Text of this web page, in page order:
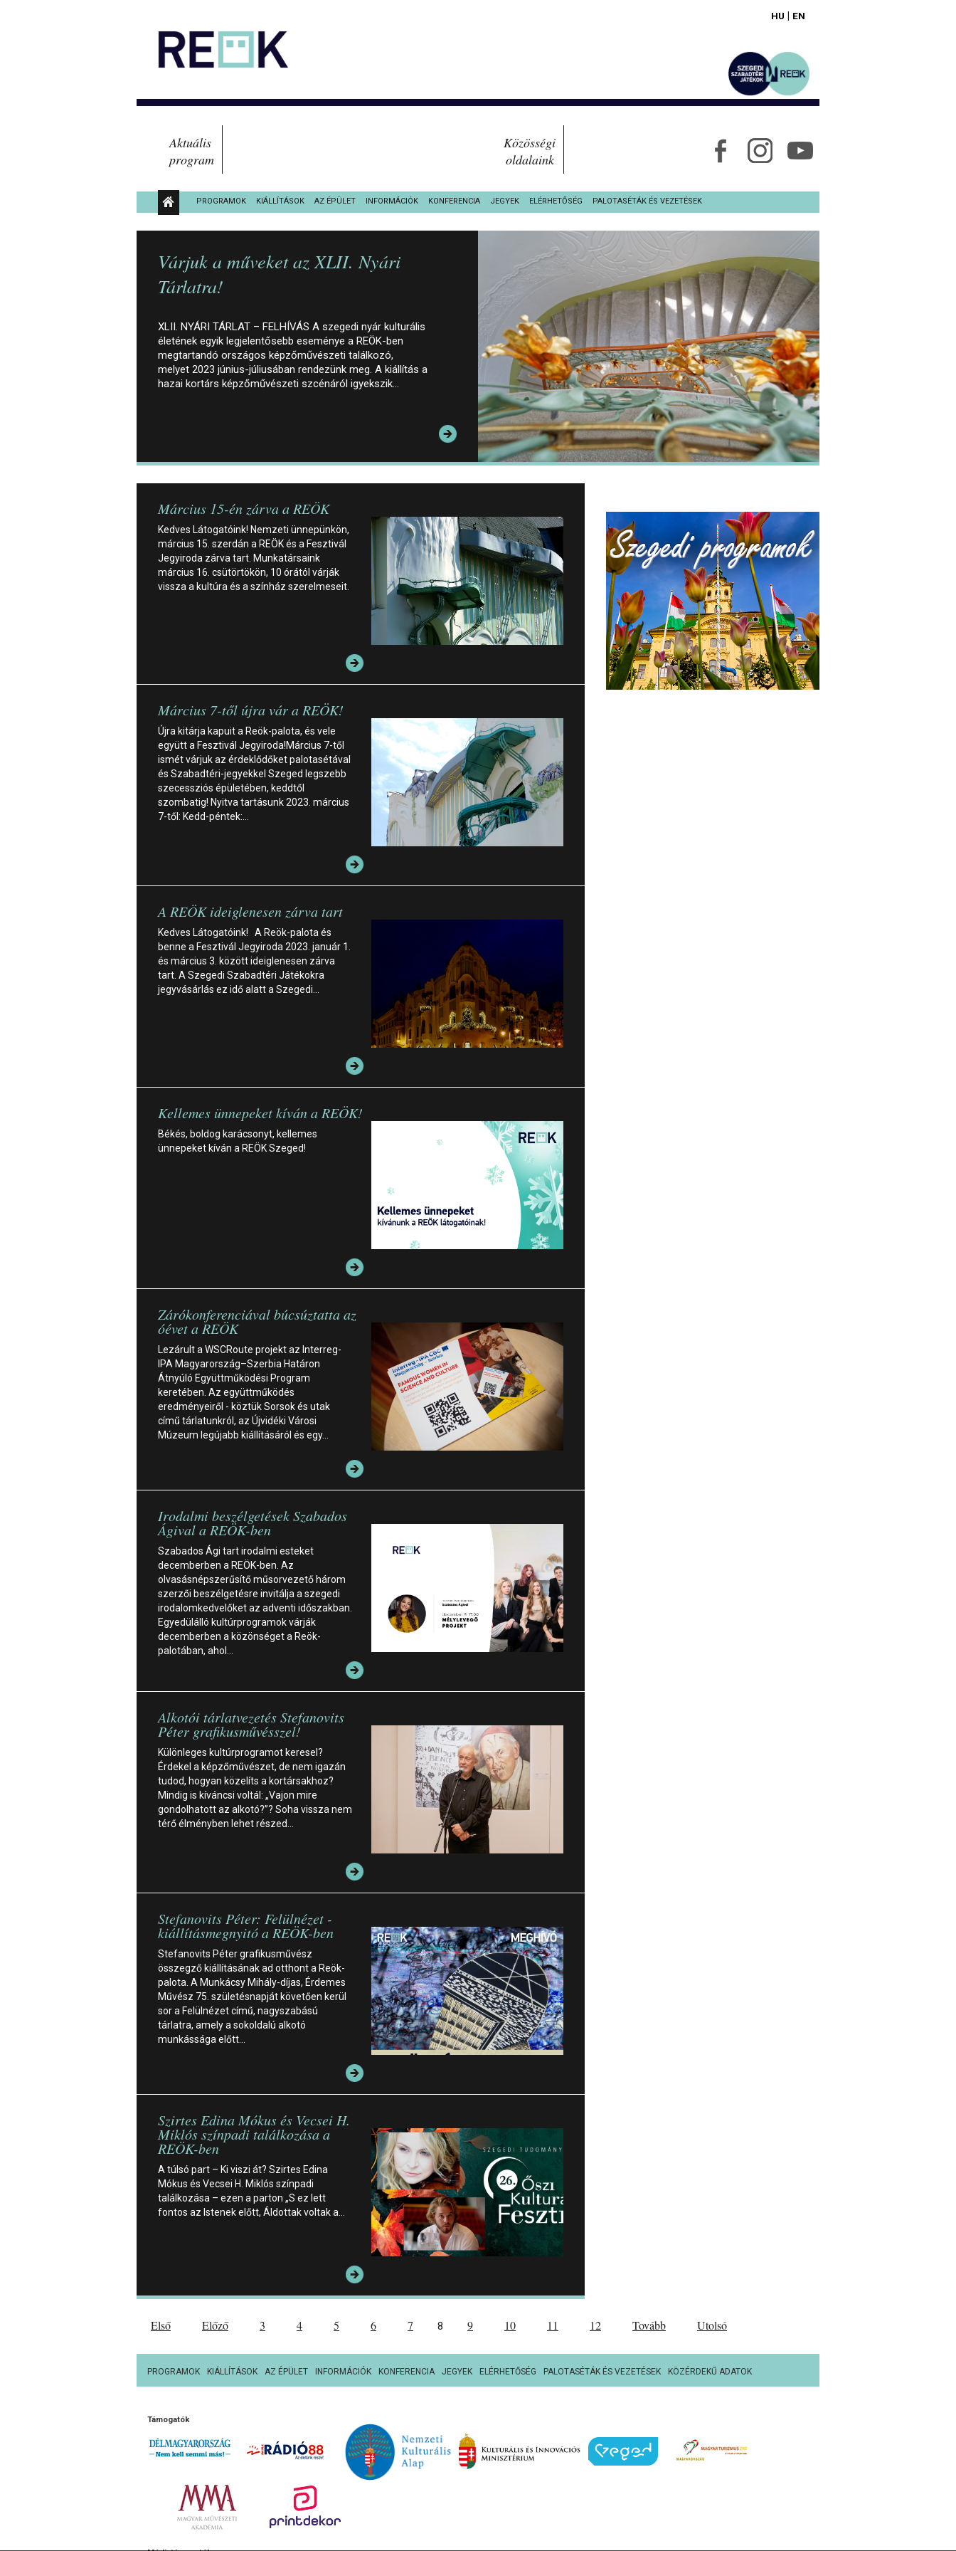
Aktuális
program
Közösségi
oldalaink
HU | EN
PROGRAMOK KIÁLLÍTÁSOK AZ ÉPÜLET INFORMÁCIÓK KONFERENCIA JEGYEK ELÉRHETŐSÉG PALOTASÉTÁK ÉS VEZETÉSEK
KÖZÉRDEKŰ ADATOK
Várjuk a műveket az XLII. Nyári
Tárlatra!
XLII. NYÁRI TÁRLAT – FELHÍVÁS A szegedi nyár kulturális
életének egyik legjelentősebb eseménye a REÖK-ben
megtartandó országos képzőművészeti találkozó,
melyet 2023 június-júliusában rendezünk meg. A kiállítás a
hazai kortárs képzőművészeti szcénáról igyekszik…
Március 15-én zárva a REÖK
Kedves Látogatóink! Nemzeti ünnepünkön,
március 15. szerdán a REÖK és a Fesztivál
Jegyiroda zárva tart. Munkatársaink
március 16. csütörtökön, 10 órától várják
vissza a kultúra és a színház szerelmeseit.
Március 7-től újra vár a REÖK!
Újra kitárja kapuit a Reök-palota, és vele
együtt a Fesztivál Jegyiroda!Március 7-től
ismét várjuk az érdeklődőket palotasétával
és Szabadtéri-jegyekkel Szeged legszebb
szecessziós épületében, keddtől
szombatig! Nyitva tartásunk 2023. március
7-től: Kedd-péntek:…
A REÖK ideiglenesen zárva tart
Kedves Látogatóink! A Reök-palota és
benne a Fesztivál Jegyiroda 2023. január 1.
és március 3. között ideiglenesen zárva
tart. A Szegedi Szabadtéri Játékokra
jegyvásárlás ez idő alatt a Szegedi…
Kellemes ünnepeket kíván a REÖK!
Békés, boldog karácsonyt, kellemes
ünnepeket kíván a REÖK Szeged!
Zárókonferenciával búcsúztatta az
óévet a REÖK
Lezárult a WSCRoute projekt az Interreg-
IPA Magyarország–Szerbia Határon
Átnyúló Együttműködési Program
keretében. Az együttműködés
eredményeiről - köztük Sorsok és utak
című tárlatunkról, az Újvidéki Városi
Múzeum legújabb kiállításáról és egy…
Irodalmi beszélgetések Szabados
Ágival a REÖK-ben
Szabados Ági tart irodalmi esteket
decemberben a REÖK-ben. Az
olvasásnépszerűsítő műsorvezető három
szerzői beszélgetésre invitálja a szegedi
irodalomkedvelőket az adventi időszakban.
Egyedülálló kultúrprogramok várják
decemberben a közönséget a Reök-
palotában, ahol…
Alkotói tárlatvezetés Stefanovits
Péter grafikusművésszel!
Különleges kultúrprogramot keresel?
Érdekel a képzőművészet, de nem igazán
tudod, hogyan közelíts a kortársakhoz?
Mindig is kíváncsi voltál: „Vajon mire
gondolhatott az alkotó?”? Soha vissza nem
térő élményben lehet részed…
Stefanovits Péter: Felülnézet -
kiállításmegnyitó a REÖK-ben
Stefanovits Péter grafikusművész
összegző kiállításának ad otthont a Reök-
palota. A Munkácsy Mihály-díjas, Érdemes
Művész 75. születésnapját követően kerül
sor a Felülnézet című, nagyszabású
tárlatra, amely a sokoldalú alkotó
munkássága előtt…
Szirtes Edina Mókus és Vecsei H.
Miklós színpadi találkozása a
REÖK-ben
A túlsó part – Ki viszi át? Szirtes Edina
Mókus és Vecsei H. Miklós színpadi
találkozása – ezen a parton „S ez lett
fontos az Istenek előtt, Áldottak voltak a…
Első Előző 3 4 5 6 7 8 9 10 11 12 Tovább Utolsó
PROGRAMOK KIÁLLÍTÁSOK AZ ÉPÜLET INFORMÁCIÓK KONFERENCIA JEGYEK ELÉRHETŐSÉG PALOTASÉTÁK ÉS VEZETÉSEK KÖZÉRDEKŰ ADATOK
Támogatók